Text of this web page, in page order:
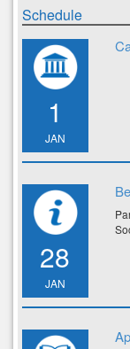
Schedule
1
JAN
28
JAN